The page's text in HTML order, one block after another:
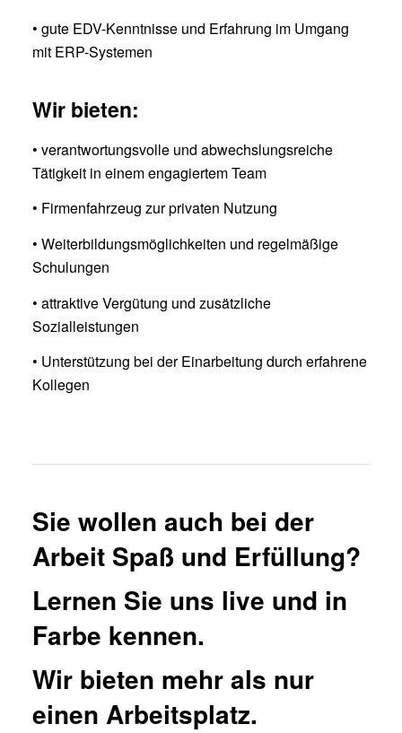
• gute EDV-Kenntnisse und Erfahrung im Umgang
mit ERP-Systemen
Wir bieten:
• verantwortungsvolle und abwechslungsreiche
Tätigkeit in einem engagiertem Team
• Firmenfahrzeug zur privaten Nutzung
• Weiterbildungsmöglichkeiten und regelmäßige
Schulungen
• attraktive Vergütung und zusätzliche
Sozialleistungen
• Unterstützung bei der Einarbeitung durch erfahrene
Kollegen
Sie wollen auch bei der
Arbeit Spaß und Erfüllung?
Lernen Sie uns live und in
Farbe kennen.
Wir bieten mehr als nur
einen Arbeitsplatz.